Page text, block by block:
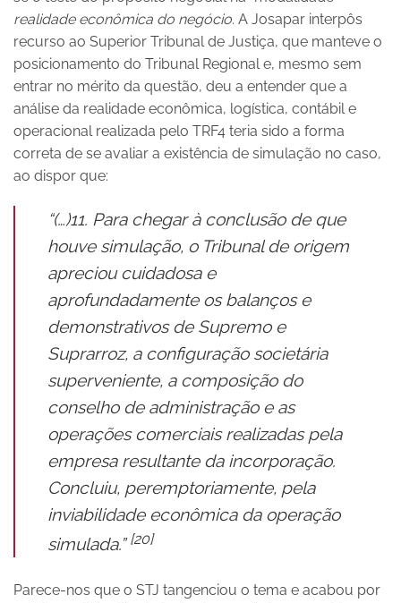
realidade econômica do negócio. A Josapar interpôs
recurso ao Superior Tribunal de Justiça, que manteve o
posicionamento do Tribunal Regional e, mesmo sem
entrar no mérito da questão, deu a entender que a
análise da realidade econômica, logística, contábil e
operacional realizada pelo TRF4 teria sido a forma
correta de se avaliar a existência de simulação no caso,
ao dispor que:
“(…)11. Para chegar à conclusão de que
houve simulação, o Tribunal de origem
apreciou cuidadosa e
aprofundadamente os balanços e
demonstrativos de Supremo e
Suprarroz, a configuração societária
superveniente, a composição do
conselho de administração e as
operações comerciais realizadas pela
empresa resultante da incorporação.
Concluiu, peremptoriamente, pela
inviabilidade econômica da operação
simulada.”[20]
Parece-nos que o STJ tangenciou o tema e acabou por